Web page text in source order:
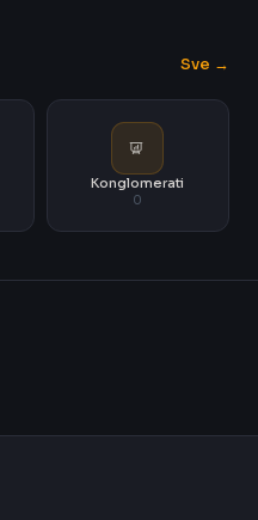
Sve →
Konglomerati
0